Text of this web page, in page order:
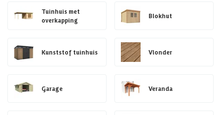
Tuinhuis met
overkapping
Blokhut
Kunststof tuinhuis Vlonder
Garage Veranda